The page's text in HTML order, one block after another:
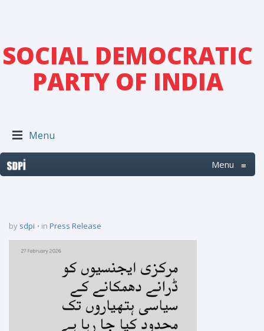
SOCIAL DEMOCRATIC
PARTY OF INDIA
Menu
Menu ≡
by sdpi in Press Release